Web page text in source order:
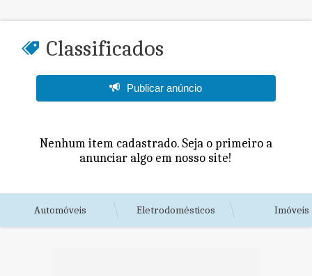
Classificados
Publicar anúncio
Nenhum item cadastrado. Seja o primeiro a
anunciar algo em nosso site!
Automóveis Eletrodomésticos Imóveis